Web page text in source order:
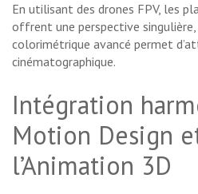
En utilisant des drones FPV, les
offrent une perspective
colorimétrique avancé permet
cinématographique.
Intégration
Motion Design
l’Animation 3D